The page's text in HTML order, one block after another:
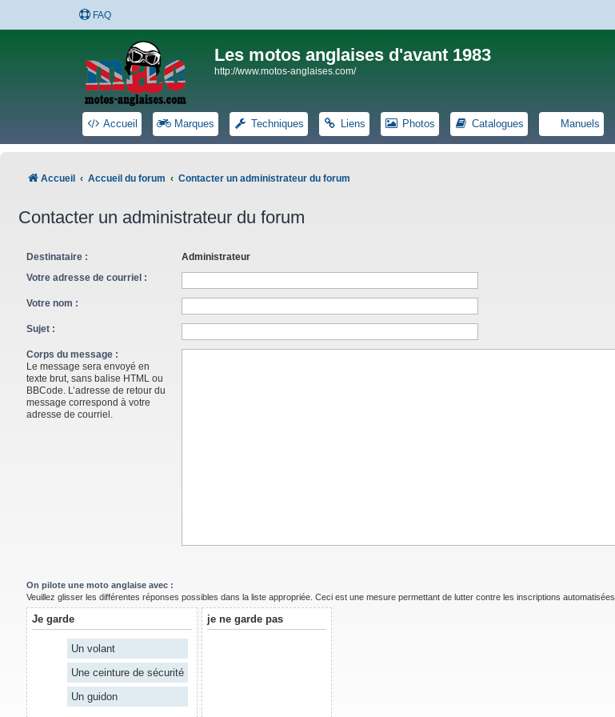
FAQ
Les motos anglaises d'avant 1983
http://www.motos-anglaises.com/
Accueil Marques Techniques Liens Photos Catalogues Manuels
Accueil Accueil du forum Contacter un administrateur du forum
Contacter un administrateur du forum
Destinataire :
Administrateur
Votre adresse de courriel :
Votre nom :
Sujet :
Corps du message :
Le message sera envoyé en
texte brut, sans balise HTML ou
BBCode. L’adresse de retour du
message correspond à votre
adresse de courriel.
On pilote une moto anglaise avec :
Veuillez glisser les différentes réponses possibles dans la liste appropriée. Ceci est une mesure permettant de lutter contre les inscriptions automatisées.
Je garde
Un volant
Une ceinture de sécurité
Un guidon
je ne garde pas